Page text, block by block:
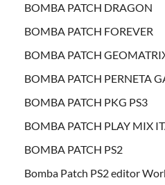
BOMBA PATCH DRAGON
BOMBA PATCH FOREVER
BOMBA PATCH
BOMBA PATCH PERNETA
BOMBA PATCH PKG PS3
BOMBA PATCH PLAY MIX
BOMBA PATCH PS2
Bomba Patch PS2 editor